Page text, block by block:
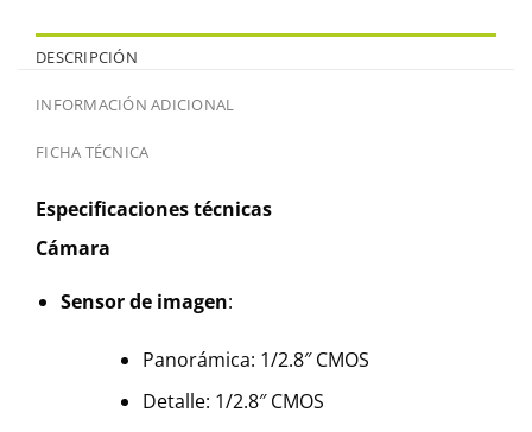
DESCRIPCIÓN
INFORMACIÓN ADICIONAL
FICHA TÉCNICA
Especificaciones técnicas
Cámara
Sensor de imagen:
Panorámica: 1/2.8″ CMOS
Detalle: 1/2.8″ CMOS